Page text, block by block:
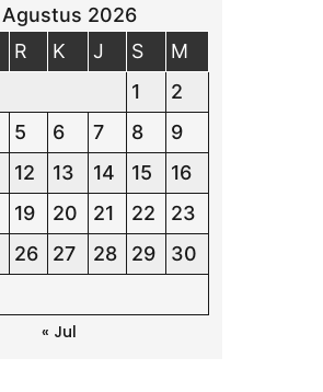
Agustus 2026
R K J S
M
1
2
5 6 7 8
9
12 13 14 15
16
19 20 21 22
23
26 27 28 29
30
« Jul